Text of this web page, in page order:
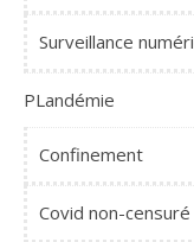
Surveillance
PLandémie
Confinement
Covid non-censuré